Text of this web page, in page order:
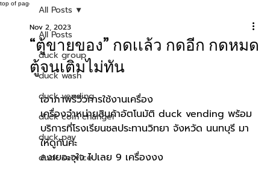
top of page
All Posts
duck group
duck wash
duck vending
duck coin changer
duck pay
duck service
All Posts
“ตู้ขายของ” กดเเล้ว กดอีก กดหมด
ตู้จนเติมไม่ทัน
Nov 2, 2023
เอาภาพรีวิวการใช้งานเครื่อง
เครื่องจำหน่ายสินค้าอัตโนมัติ duck vending พร้อม
บริการที่โรงเรียนชลประทานวิทยา จังหวัด นนทบุรี มา
ให้ดูกันค่ะ
ลงเยอะจุใจ ไปเลย 9 เครื่องงง